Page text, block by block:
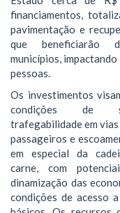
financiamentos,
pavimentação e
que beneficiarão
municípios,
pessoas.
Os investimentos
condições de
trafegabilidade em
passageiros e
em especial da
carne, com
dinamização das
condições de acesso